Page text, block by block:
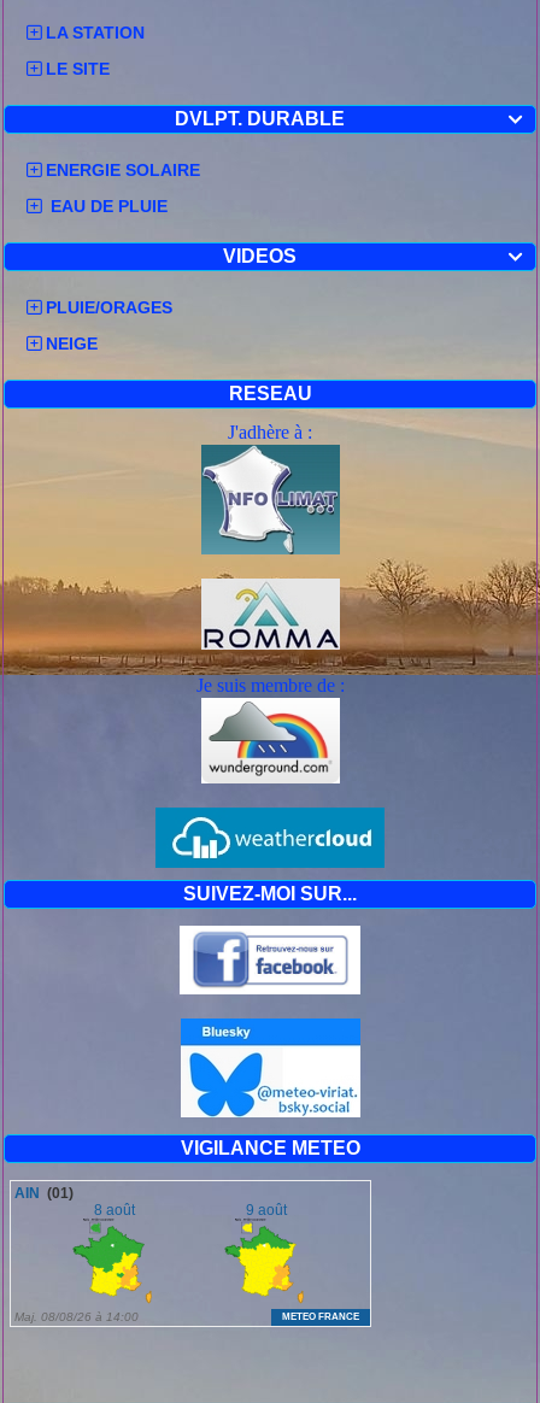
LA STATION
LE SITE

DVLPT. DURABLE
ENERGIE SOLAIRE
EAU DE PLUIE

VIDEOS
PLUIE/ORAGES
NEIGE
RESEAU
J'adhère à :
Je suis membre de :
SUIVEZ-MOI SUR...
VIGILANCE METEO